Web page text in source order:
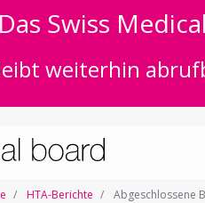
Das Swiss
weiterhin
HTA-Berichte Abgeschlossene